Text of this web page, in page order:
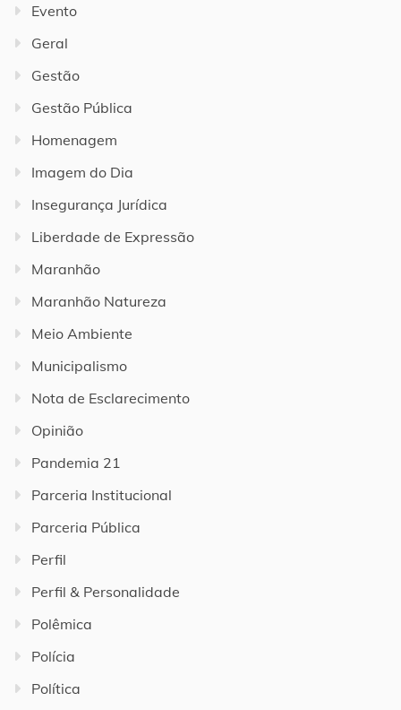
Evento
Geral
Gestão
Gestão Pública
Homenagem
Imagem do Dia
Insegurança Jurídica
Liberdade de Expressão
Maranhão
Maranhão Natureza
Meio Ambiente
Municipalismo
Nota de Esclarecimento
Opinião
Pandemia 21
Parceria Institucional
Parceria Pública
Perfil
Perfil & Personalidade
Polêmica
Polícia
Política